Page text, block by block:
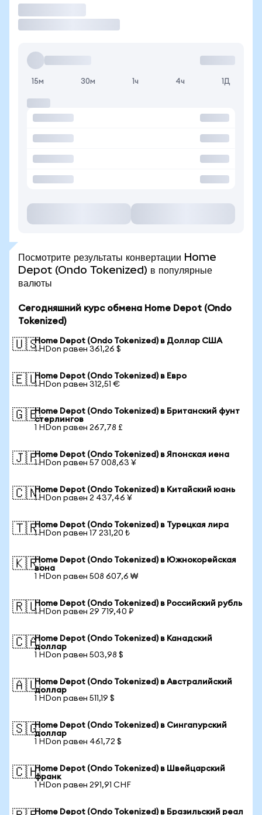
15м 30м 1ч 4ч 1Д
Посмотрите результаты конвертации Home
Depot (Ondo Tokenized) в популярные
валюты
Сегодняшний курс обмена Home Depot (Ondo
Tokenized)
🇺🇸Home Depot (Ondo Tokenized) в Доллар США
1 HDon равен 361,26 $
🇪🇺Home Depot (Ondo Tokenized) в Евро
1 HDon равен 312,51 €
🇬🇧Home Depot (Ondo Tokenized) в Британский фунт
стерлингов
1 HDon равен 267,78 £
🇯🇵Home Depot (Ondo Tokenized) в Японская иена
1 HDon равен 57 008,63 ¥
🇨🇳Home Depot (Ondo Tokenized) в Китайский юань
1 HDon равен 2 437,46 ¥
🇹🇷Home Depot (Ondo Tokenized) в Турецкая лира
1 HDon равен 17 231,20 ₺
🇰🇷Home Depot (Ondo Tokenized) в Южнокорейская
вона
1 HDon равен 508 607,6 ₩
🇷🇺Home Depot (Ondo Tokenized) в Российский рубль
1 HDon равен 29 719,40 ₽
🇨🇦Home Depot (Ondo Tokenized) в Канадский
доллар
1 HDon равен 503,98 $
🇦🇺Home Depot (Ondo Tokenized) в Австралийский
доллар
1 HDon равен 511,19 $
🇸🇬Home Depot (Ondo Tokenized) в Сингапурский
доллар
1 HDon равен 461,72 $
🇨🇭Home Depot (Ondo Tokenized) в Швейцарский
франк
1 HDon равен 291,91 CHF
Home Depot (Ondo Tokenized) в Бразильский реал